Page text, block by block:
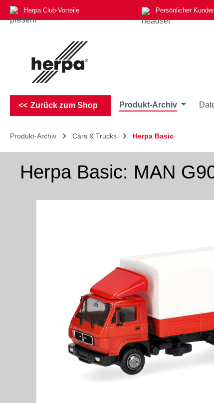
Hauptinhalt springen
Zur Suche springen
Zur Hauptnavigation springen
Herpa Club-Vorteile Persönlicher
Zurück zum Shop Produkt-Archiv
Produkt-Archiv Cars & Trucks Herpa Basic
Herpa Basic: MAN